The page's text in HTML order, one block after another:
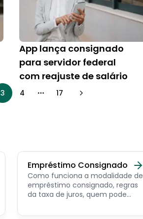
App lança consignado
para servidor federal
com reajuste de salário
3 4 More pages
17
Empréstimo Consignado
Como funciona a modalidade de
empréstimo consignado, regras
da taxa de juros, quem pode
simular online.